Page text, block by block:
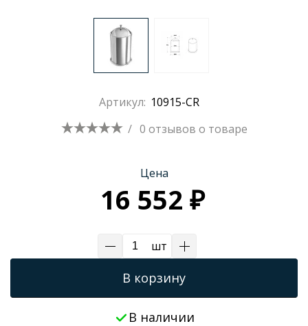
Душевые поддоны
Душевые уголки и ограждения
Артикул: 10915-CR
/ 0 отзывов о товаре
Цена
16 552 ₽
шт
В корзину
В наличии